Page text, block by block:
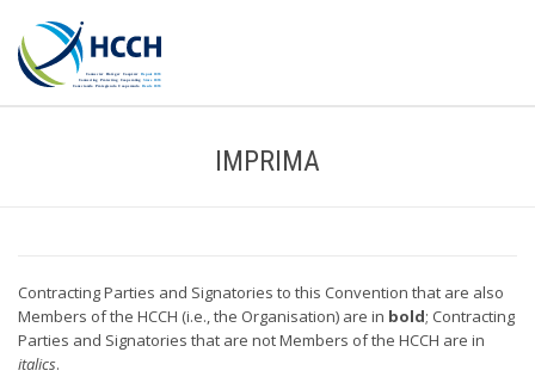
IMPRIMA
Contracting Parties and Signatories to this Convention that are also
Members of the HCCH (i.e., the Organisation) are in bold; Contracting
Parties and Signatories that are not Members of the HCCH are in
italics.